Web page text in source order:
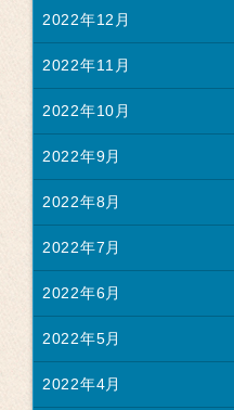
2022年12月
2022年11月
2022年10月
2022年9月
2022年8月
2022年7月
2022年6月
2022年5月
2022年4月